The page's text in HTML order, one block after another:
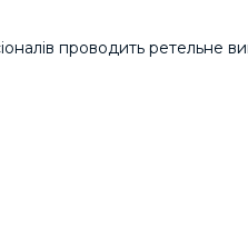
проводить ретельне